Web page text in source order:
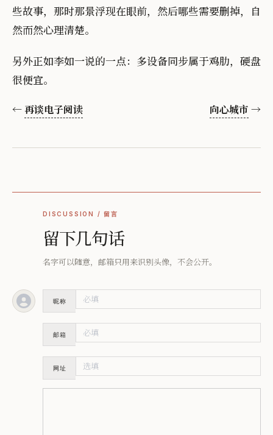
些故事，那时那景浮现在眼前，然后哪些需要删掉，自
然而然心理清楚。
另外正如李如一说的一点：多设备同步属于鸡肋，硬盘
很便宜。
←再谈电子阅读 向心城市 →
DISCUSSION / 留言
留下几句话
名字可以随意，邮箱只用来识别头像，不会公开。
昵称
邮箱
网址